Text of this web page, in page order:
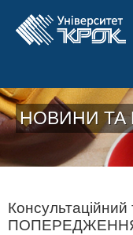
НОВИНИ ТА
ПОПЕРЕДЖЕННЯ